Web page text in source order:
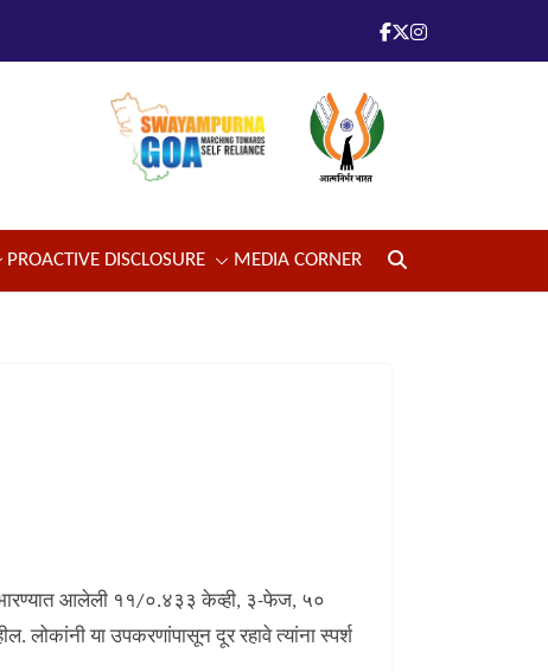
PROACTIVE DISCLOSURE MEDIA CORNER
उभारण्यात आलेली ११/०.४३३ केव्ही, ३-फेज, ५०
लोकांनी या उपकरणांपासून दूर रहावे त्यांना स्पर्श